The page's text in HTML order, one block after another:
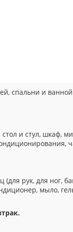
спальни и
и стул, шкаф,
(для рук, для ног,
мыло,
.